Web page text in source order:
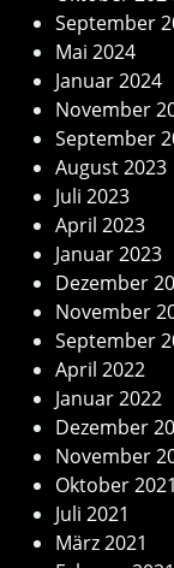
September
Mai 2024
Januar 2024
November
September
August 2023
Juli 2023
April 2023
Januar 2023
Dezember
November
September
April 2022
Januar 2022
Dezember
November
Oktober 2021
Juli 2021
März 2021